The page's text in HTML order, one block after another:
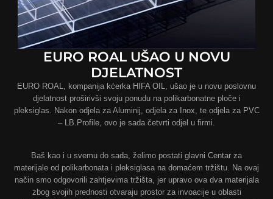
EURO ROAL UŠAO U NOVU
DJELATNOST
EURO ROAL, kompanija kćerka HIFA OIL, ušao je u novu poslovnu
djelatnost proširivši svoju ponudu na polikarbonatne ploče i
pleksiglas. Nakon odjela za Aluminij, odjela za Inox, te odjela za PVC
– LB.Profile, ovo je sada četvrti odjel u firmi.
Baš kao i u svemu do sada, želimo postati glavni Centar za
materijale od polikarbonata i pleksiglasa na domaćem tržištu. Na ovaj
način smo odgovorili zahtjevima tržišta, jer upravo ova dva materijala
zbog svojih prednosti otvaraju prostor za invoacije u oblasti